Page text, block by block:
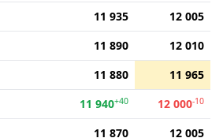
11 935
12 005
11 890
12 010
11 880
11 965
11 940+40 12 000-10
11 870 12 005